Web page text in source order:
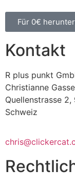
Für 0€
Kontakt
R plus punkt
Christianne
Quellenstrasse
Schweiz